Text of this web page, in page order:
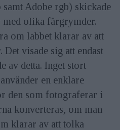
Adobe rgb) skickade
olika färgrymder.
om labbet klarar av att
visade sig att endast
av detta. Inget stort
en enklare
den som fotograferar i
konverteras, om man
klarar av att tolka